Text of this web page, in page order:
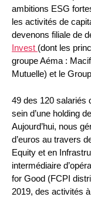
ambitions ESG
les activités de
devenons filiale de
Invest (dont les
groupe Aéma :
Mutuelle) et le
49 des 120 salariés
sein d’une holding
Aujourd’hui, nous
d’euros au travers
Equity et en
intermédiaire
for Good (FCPI
2019, des activités